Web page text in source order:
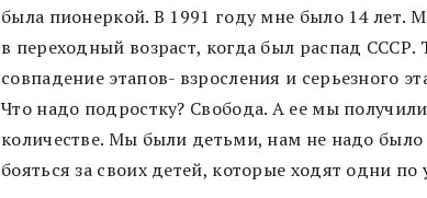
была пионеркой. В 1991 году мне было 14 лет.
в переходный возраст, когда был распад СССР.
совпадение этапов- взросления и серьезного
Что надо подростку? Свобода. А ее мы
количестве. Мы были детьми, нам не надо
бояться за своих детей, которые ходят одни